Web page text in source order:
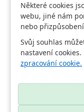
Home
Fotogalerie
Některé cookies
webu, jiné nám
nebo
Svůj souhlas
nastavení
zpracování cookie.